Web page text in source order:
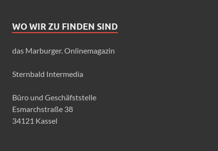
WO WIR ZU FINDEN SIND
das Marburger. Onlinemagazin
Sternbald Intermedia
Büro und Geschäfststelle
Esmarchstraße 38
34121 Kassel